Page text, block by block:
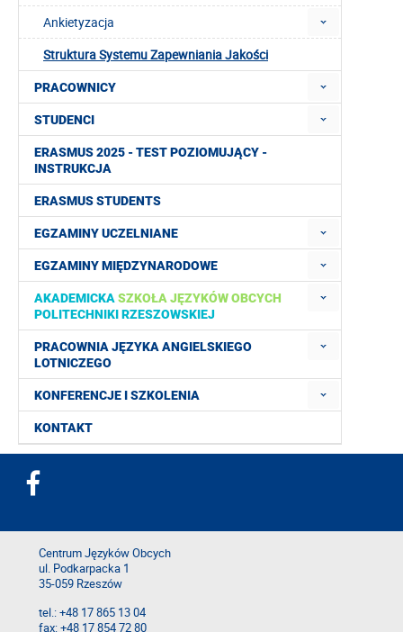
Ankietyzacja
Struktura Systemu Zapewniania Jakości
PRACOWNICY
STUDENCI
ERASMUS 2025 - TEST POZIOMUJĄCY -
INSTRUKCJA
ERASMUS STUDENTS
EGZAMINY UCZELNIANE
EGZAMINY MIĘDZYNARODOWE
AKADEMICKA SZKOŁA JĘZYKÓW OBCYCH
POLITECHNIKI RZESZOWSKIEJ
PRACOWNIA JĘZYKA ANGIELSKIEGO
LOTNICZEGO
KONFERENCJE I SZKOLENIA
KONTAKT
Centrum Języków Obcych
ul. Podkarpacka 1
35-059 Rzeszów
tel.: +48 17 865 13 04
fax: +48 17 854 72 80